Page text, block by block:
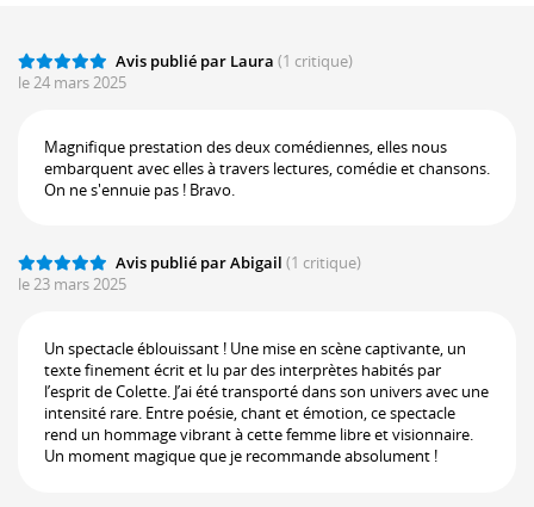
Avis publié par Laura (1 critique)
le 24 mars 2025
Magnifique prestation des deux comédiennes, elles nous
embarquent avec elles à travers lectures, comédie et chansons.
On ne s'ennuie pas ! Bravo.
Avis publié par Abigail (1 critique)
le 23 mars 2025
Un spectacle éblouissant ! Une mise en scène captivante, un
texte finement écrit et lu par des interprètes habités par
l’esprit de Colette. J’ai été transporté dans son univers avec une
intensité rare. Entre poésie, chant et émotion, ce spectacle
rend un hommage vibrant à cette femme libre et visionnaire.
Un moment magique que je recommande absolument !